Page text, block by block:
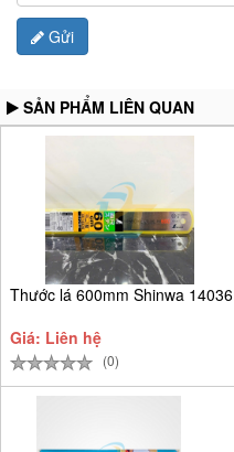
Gửi
SẢN PHẨM LIÊN QUAN
Thước lá 600mm Shinwa 14036
Giá: Liên hệ
(0)